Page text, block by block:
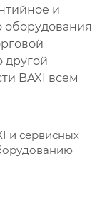
и
другой
BAXI всем
и сервисных